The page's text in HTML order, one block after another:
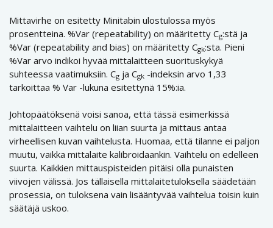
Mittavirhe on esitetty Minitabin ulostulossa myös
prosentteina. %Var (repeatability) on määritetty Cg:stä ja
%Var (repeatability and bias) on määritetty Cgk:sta. Pieni
%Var arvo indikoi hyvää mittalaitteen suorituskykyä
suhteessa vaatimuksiin. Cg ja Cgk -indeksin arvo 1,33
tarkoittaa % Var -lukuna esitettynä 15%:ia.
Johtopäätöksenä voisi sanoa, että tässä esimerkissä
mittalaitteen vaihtelu on liian suurta ja mittaus antaa
virheellisen kuvan vaihtelusta. Huomaa, että tilanne ei paljon
muutu, vaikka mittalaite kalibroidaankin. Vaihtelu on edelleen
suurta. Kaikkien mittauspisteiden pitäisi olla punaisten
viivojen välissä. Jos tällaisella mittalaitetuloksella säädetään
prosessia, on tuloksena vain lisääntyvää vaihtelua toisin kuin
säätäjä uskoo.